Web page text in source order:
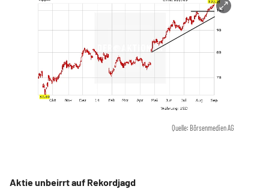
Quelle: Börsenmedien AG
Aktie unbeirrt auf Rekordjagd